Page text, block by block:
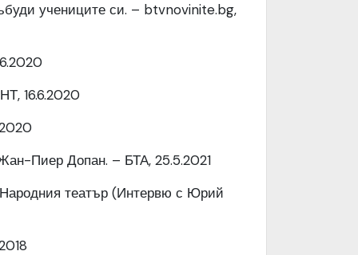
учениците си. – btvnovinite.bg,
16.6.2020
Пиер Допан. – БТА, 25.5.2021
театър (Интервю с Юрий